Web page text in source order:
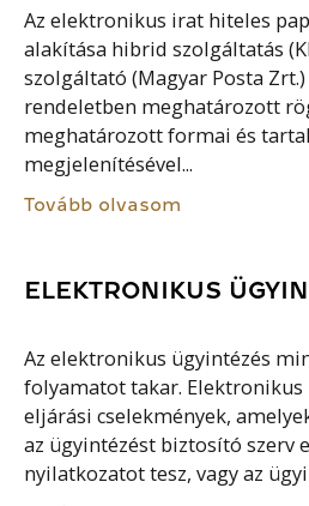
Az elektronikus irat hiteles
alakítása hibrid szolgáltatás
szolgáltató (Magyar Posta Zrt.)
rendeletben meghatározott
meghatározott formai és
megjelenítésével...
Tovább olvasom
ELEKTRONIKUS
Az elektronikus ügyintézés
folyamatot takar. Elektronikus
eljárási cselekmények,
az ügyintézést biztosító szerv
nyilatkozatot tesz, vagy az